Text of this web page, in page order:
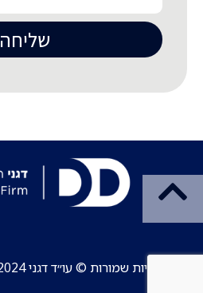
שליחה
כל הזכויות שמורות © עו״ד דגני 2024 | Powered by Adactive